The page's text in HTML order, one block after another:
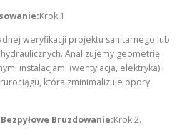
Krok 1.
weryfikacji projektu sanitarnego lub
Analizujemy geometrię
instalacjami (wentylacja, elektryka) i
która zminimalizuje opory
Bruzdowanie:Krok 2.